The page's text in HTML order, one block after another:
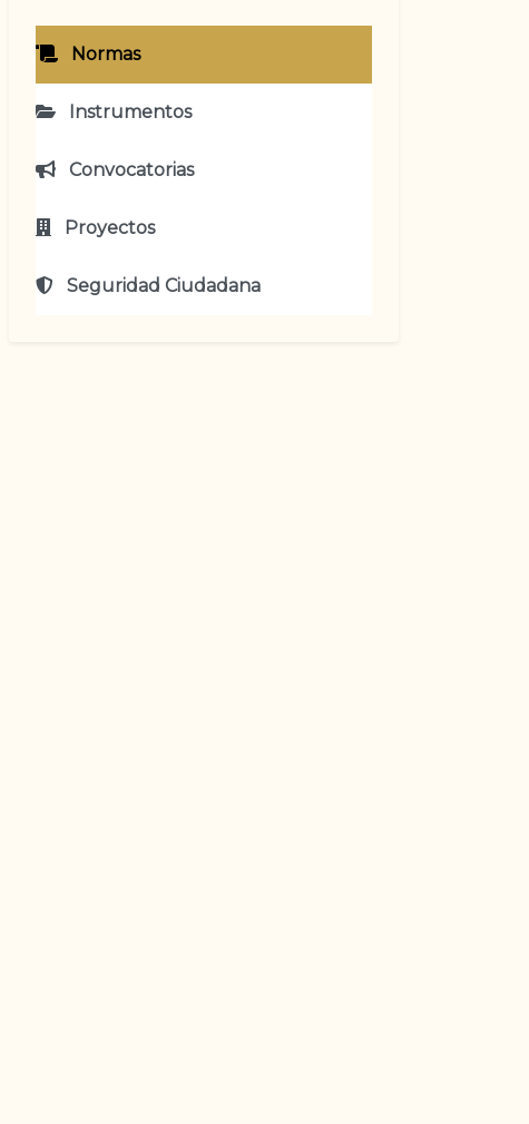
Normas
Instrumentos
Convocatorias
Proyectos
Seguridad Ciudadana